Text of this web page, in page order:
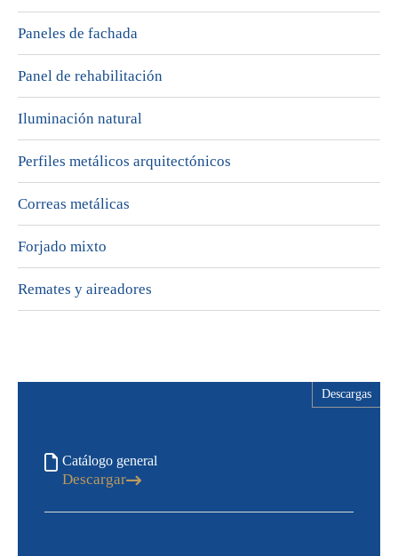
Paneles de fachada
Panel de rehabilitación
Iluminación natural
Perfiles metálicos arquitectónicos
Correas metálicas
Forjado mixto
Remates y aireadores
Descargas
Catálogo general
Descargar